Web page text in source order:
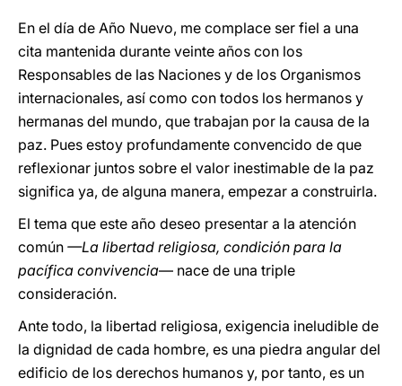
En el día de Año Nuevo, me complace ser fiel a una
cita mantenida durante veinte años con los
Responsables de las Naciones y de los Organismos
internacionales, así como con todos los hermanos y
hermanas del mundo, que trabajan por la causa de la
paz. Pues estoy profundamente convencido de que
reflexionar juntos sobre el valor inestimable de la paz
significa ya, de alguna manera, empezar a construirla.
El tema que este año deseo presentar a la atención
común —La libertad religiosa, condición para la
pacífica convivencia— nace de una triple
consideración.
Ante todo, la libertad religiosa, exigencia ineludible de
la dignidad de cada hombre, es una piedra angular del
edificio de los derechos humanos y, por tanto, es un